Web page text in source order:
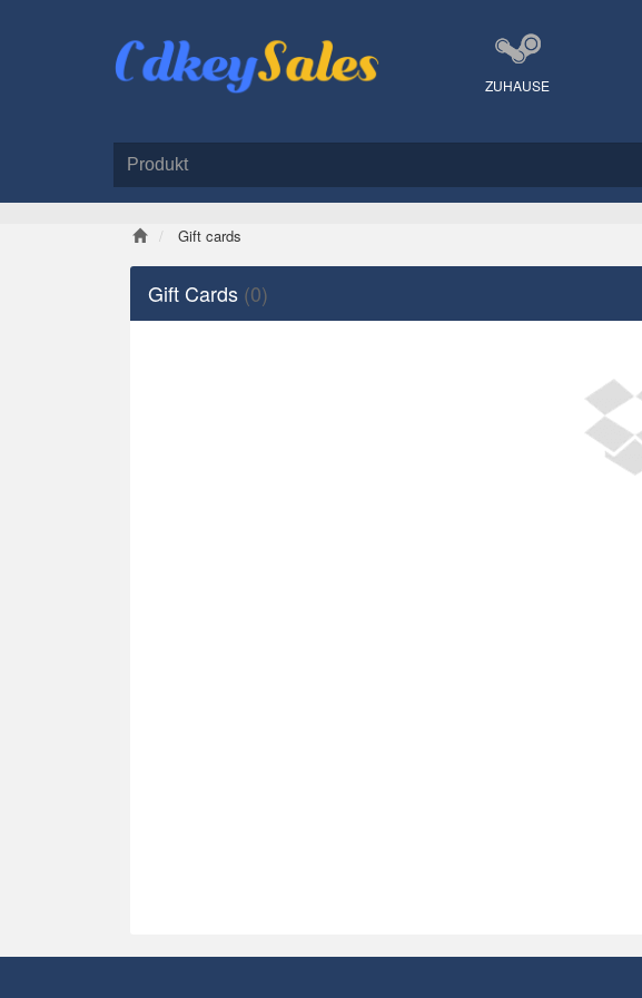
ZUHAUSE
Gift cards
Gift Cards (0)